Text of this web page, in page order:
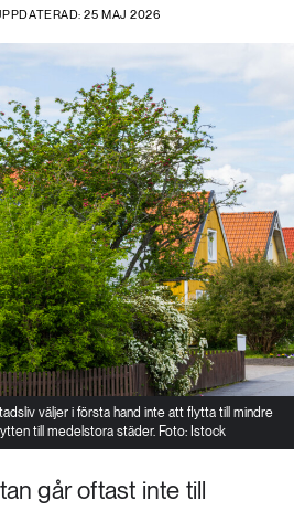
25 MAJ 2026
väljer i första hand inte att flytta till mindre
till medelstora städer. Foto: Istock
går oftast inte till